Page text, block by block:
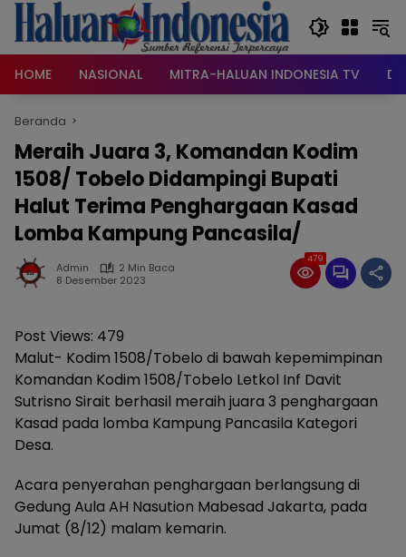
Langsung
konten
HOME
NASIONAL MITRA-HALUAN INDONESIA TV
Beranda
Meraih Juara 3, Komandan Kodim
1508/ Tobelo Didampingi Bupati
Halut Terima Penghargaan Kasad
Lomba Kampung Pancasila/
Admin
2 Min Baca
8 Desember 2023
479
Post Views: 479
Malut- Kodim 1508/Tobelo di bawah kepemimpinan
Komandan Kodim 1508/Tobelo Letkol Inf Davit
Sutrisno Sirait berhasil meraih juara 3 penghargaan
Kasad pada lomba Kampung Pancasila Kategori
Desa.
Acara penyerahan penghargaan berlangsung di
Gedung Aula AH Nasution Mabesad Jakarta, pada
Jumat (8/12) malam kemarin.